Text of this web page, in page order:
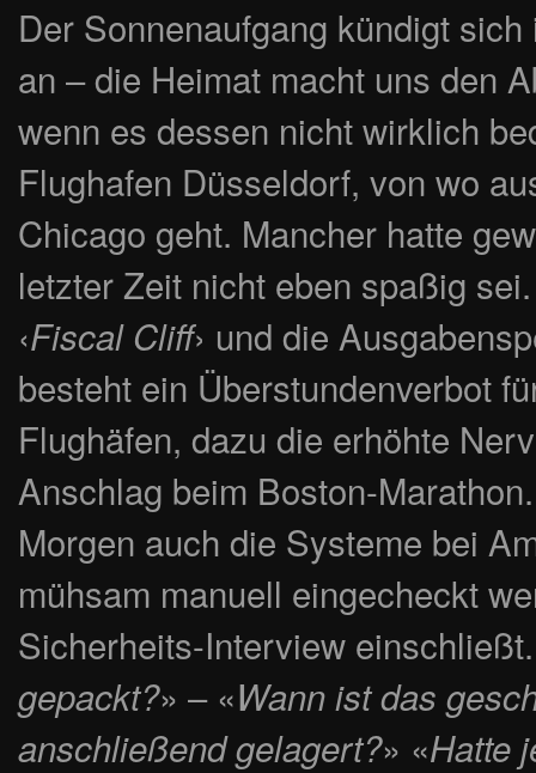
Der Sonnenaufgang kündigt
an – die Heimat macht uns den
wenn es dessen nicht wirklich
Flughafen Düsseldorf, von wo
Chicago geht. Mancher hatte
letzter Zeit nicht eben spaßig
‹Fiscal Cliff› und die
besteht ein Überstundenverbot
Flughäfen, dazu die erhöhte
Anschlag beim Boston-
Morgen auch die Systeme bei
mühsam manuell eingecheckt
Sicherheits-Interview
gepackt?» – «Wann ist das
anschließend gelagert?» «Hatte